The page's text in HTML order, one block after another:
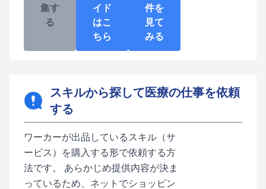
集す
る
イド
はこ
ちら
件を
見て
みる
スキルから探して医療の仕事を依頼
する
ワーカーが出品しているスキル（サ
ービス）を購入する形で依頼する方
法です。 あらかじめ提供内容が決ま
っているため、ネットでショッピン